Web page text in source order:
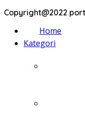
Copyright@2022
Home
Kategori